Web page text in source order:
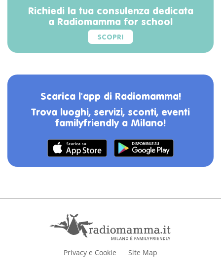
Richiedi la tua consulenza dedicata
a Radiomamma for school
SCOPRI
Scarica l'app di Radiomamma!
Trova luoghi, servizi, sconti, eventi
familyfriendly a Milano!
Privacy e Cookie Site Map